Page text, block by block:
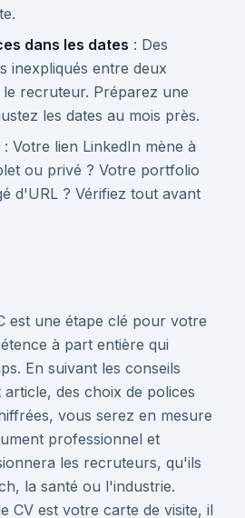
dans les dates : Des
inexpliqués entre deux
recruteur. Préparez une
les dates au mois près.
: Votre lien LinkedIn mène à
ou privé ? Votre portfolio
d'URL ? Vérifiez tout avant
est une étape clé pour votre
à part entière qui
En suivant les conseils
des choix de polices
vous serez en mesure
professionnel et
les recruteurs, qu'ils
la santé ou l'industrie.
CV est votre carte de visite, il